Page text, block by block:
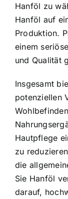
Hanföl zu
Hanföl auf
Produktion.
einem
und Qualität
Insgesamt
potenziellen
Hautpflege
zu
die
Sie Hanföl
darauf,